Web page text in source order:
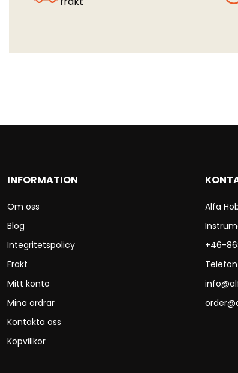
INFORMATION
Om oss
Blog
Integritetspolicy
Frakt
Mitt konto
Mina ordrar
Kontakta oss
Köpvillkor
Alfa
+46-